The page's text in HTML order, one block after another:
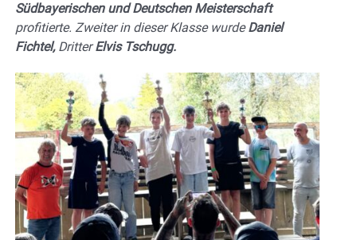
Südbayerischen und Deutschen Meisterschaft
profitierte. Zweiter in dieser Klasse wurdeDaniel
Fichtel, DritterElvis Tschugg.